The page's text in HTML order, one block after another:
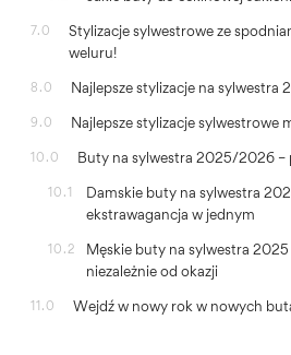
7.0
Stylizacje sylwestrowe ze
weluru!
8.0 Najlepsze stylizacje na sylwestra
9.0 Najlepsze stylizacje sylwestrowe
10.0 Buty na sylwestra 2025/2026 –
10.1
Damskie buty na sylwestra
ekstrawagancja w jednym
10.2
Męskie buty na sylwestra
niezależnie od okazji
11.0 Wejdź w nowy rok w nowych